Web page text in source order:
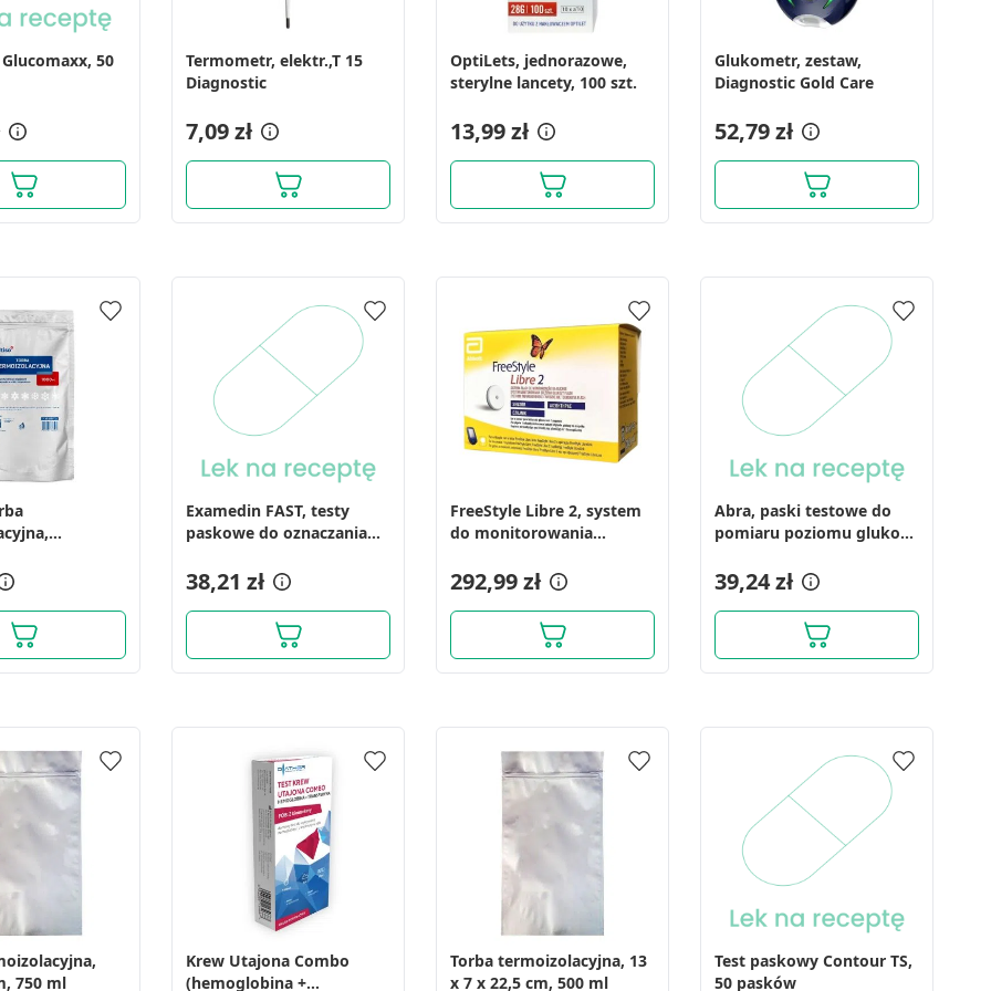
50
Termometr, elektr.,T 15
Diagnostic
7,09 zł
OptiLets, jednorazowe,
sterylne lancety, 100 szt.
13,99 zł
Glukometr, zestaw,
Diagnostic Gold Care
52,79 zł
Examedin FAST, testy
paskowe do oznaczania
50 szt.
38,21 zł
FreeStyle Libre 2, system
do monitorowania
1 szt.
292,99 zł
Abra, paski testowe do
pomiaru poziomu glukozy
39,24 zł
750 ml
Krew Utajona Combo
(hemoglobina +
Torba termoizolacyjna, 13
x 7 x 22,5 cm, 500 ml
Test paskowy Contour TS,
50 pasków
z różnych źródeł
informacji